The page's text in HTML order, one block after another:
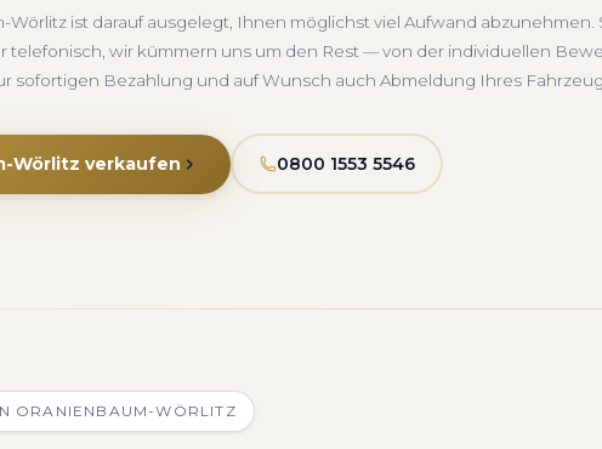
Wörlitz ist darauf ausgelegt, Ihnen möglichst viel Aufwand abzunehmen.
telefonisch, wir kümmern uns um den Rest — von der individuellen
sofortigen Bezahlung und auf Wunsch auch Abmeldung Ihres
Wörlitz verkaufen 0800 1553 5546
ORANIENBAUM-WÖRLITZ